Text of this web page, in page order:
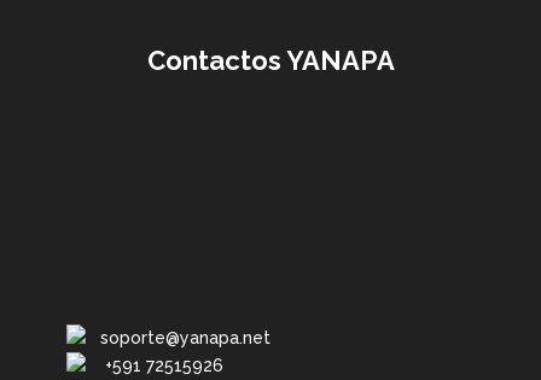
Contactos YANAPA
soporte@yanapa.net
+591 72515926